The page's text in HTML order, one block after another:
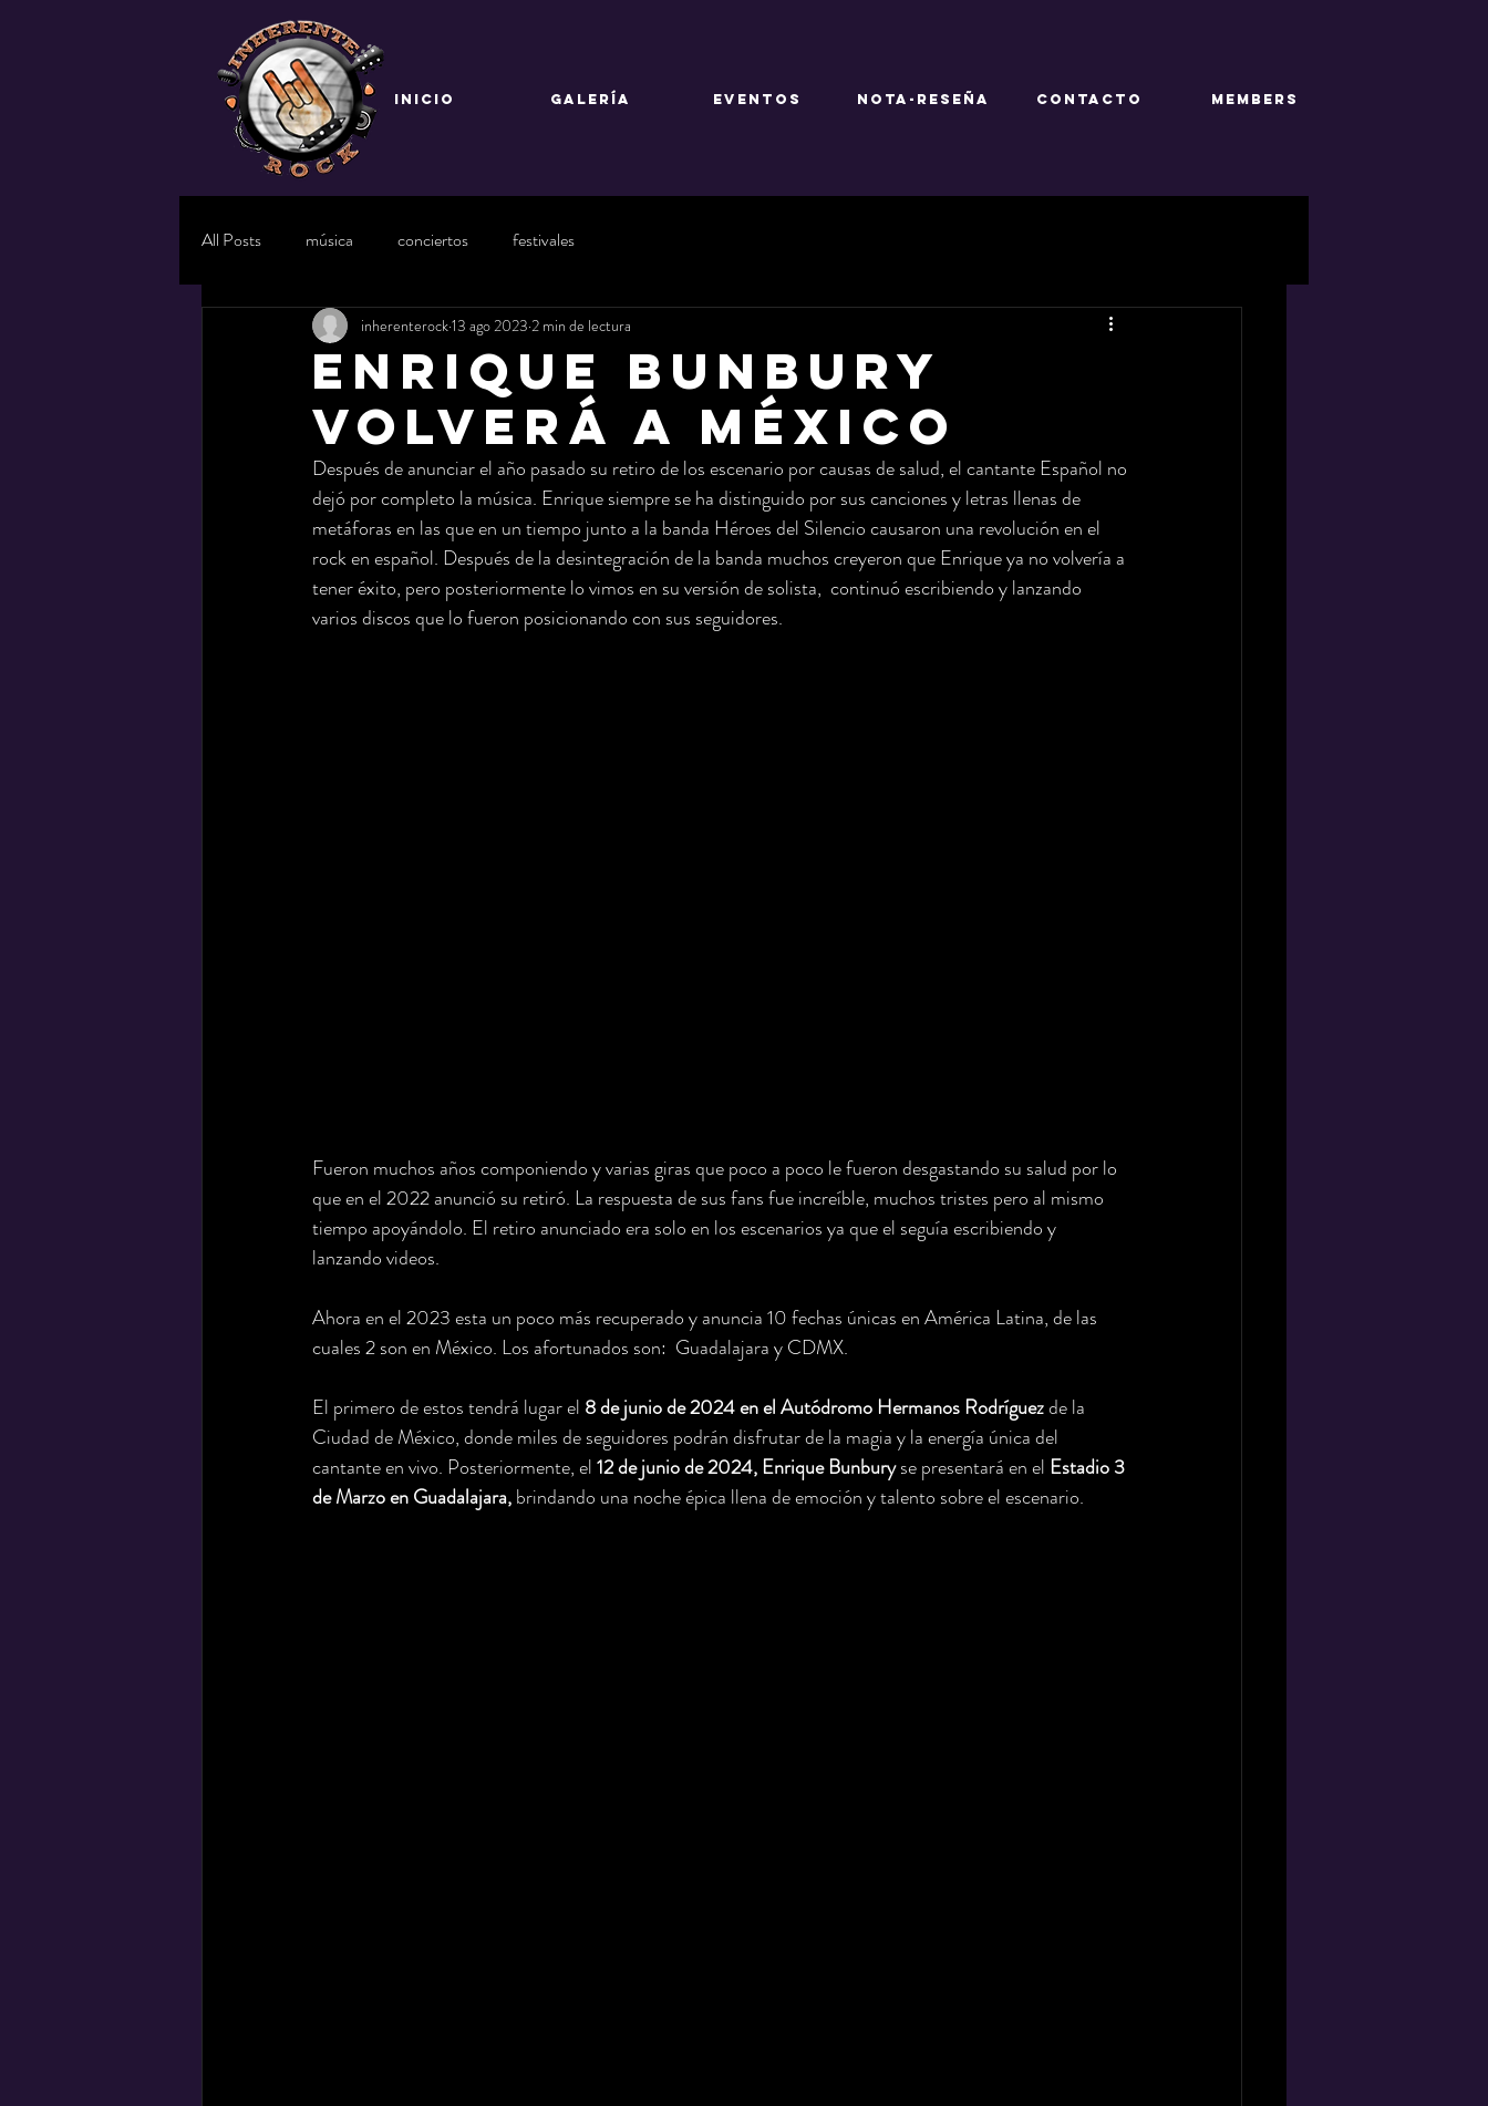
INICIO GALERÍA EVENTOS NOTA-RESEÑA CONTACTO Members
All Posts música conciertos festivales
Enrique Bunbury
volverá a México
inherenterock13 ago 2023 2 min de lectura
Después de anunciar el año pasado su retiro de los escenario por causas de salud, el cantante Español no
dejó por completo la música. Enrique siempre se ha distinguido por sus canciones y letras llenas de
metáforas en las que en un tiempo junto a la banda Héroes del Silencio causaron una revolución en el
rock en español. Después de la desintegración de la banda muchos creyeron que Enrique ya no volvería a
tener éxito, pero posteriormente lo vimos en su versión de solista,  continuó escribiendo y lanzando
varios discos que lo fueron posicionando con sus seguidores.
Fueron muchos años componiendo y varias giras que poco a poco le fueron desgastando su salud por lo
que en el 2022 anunció su retiró. La respuesta de sus fans fue increíble, muchos tristes pero al mismo
tiempo apoyándolo. El retiro anunciado era solo en los escenarios ya que el seguía escribiendo y
lanzando videos.
Ahora en el 2023 esta un poco más recuperado y anuncia 10 fechas únicas en América Latina, de las
cuales 2 son en México. Los afortunados son:  Guadalajara y CDMX.
El primero de estos tendrá lugar el 8 de junio de 2024 en el Autódromo Hermanos Rodríguez de la
Ciudad de México, donde miles de seguidores podrán disfrutar de la magia y la energía única del
cantante en vivo. Posteriormente, el 12 de junio de 2024, Enrique Bunbury se presentará en el Estadio 3
de Marzo en Guadalajara, brindando una noche épica llena de emoción y talento sobre el escenario.